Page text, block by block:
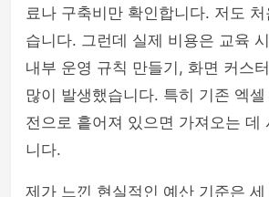
료나 구축비만 확인합니다. 저도
습니다. 그런데 실제 비용은 교육
내부 운영 규칙 만들기, 화면 커스
많이 발생했습니다. 특히 기존 엑
전으로 흩어져 있으면 가져오는 데
니다.
제가 느낀 현실적인 예산 기준은